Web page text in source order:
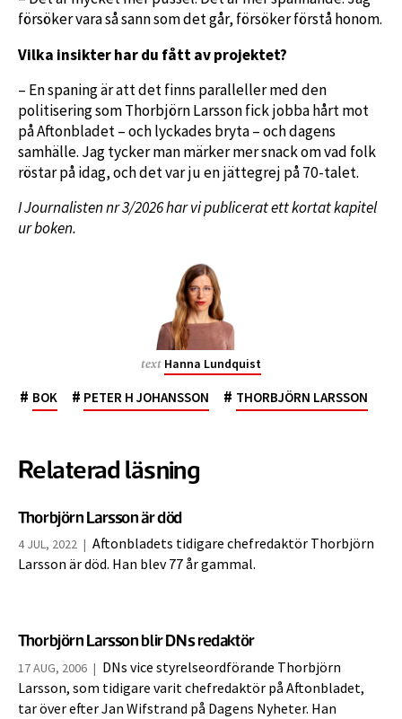
försöker vara så sann som det går, försöker förstå honom.
Vilka insikter har du fått av projektet?
– En spaning är att det finns paralleller med den
politisering som Thorbjörn Larsson fick jobba hårt mot
på Aftonbladet – och lyckades bryta – och dagens
samhälle. Jag tycker man märker mer snack om vad folk
röstar på idag, och det var ju en jättegrej på 70-talet.
I Journalisten nr 3/2026 har vi publicerat ett kortat kapitel
ur boken.
text Hanna Lundquist
# BOK # PETER H JOHANSSON # THORBJÖRN LARSSON
Relaterad läsning
Thorbjörn Larsson är död
4 JUL, 2022 | Aftonbladets tidigare chefredaktör Thorbjörn
Larsson är död. Han blev 77 år gammal.
Thorbjörn Larsson blir DNs redaktör
17 AUG, 2006 | DNs vice styrelseordförande Thorbjörn
Larsson, som tidigare varit chefredaktör på Aftonbladet,
tar över efter Jan Wifstrand på Dagens Nyheter. Han